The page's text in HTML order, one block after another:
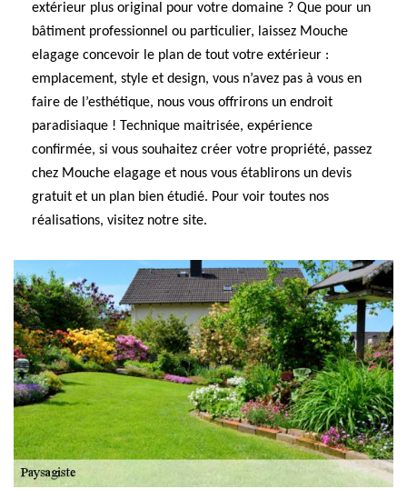
extérieur plus original pour votre domaine ? Que pour un
bâtiment professionnel ou particulier, laissez Mouche
elagage concevoir le plan de tout votre extérieur :
emplacement, style et design, vous n’avez pas à vous en
faire de l’esthétique, nous vous offrirons un endroit
paradisiaque ! Technique maitrisée, expérience
confirmée, si vous souhaitez créer votre propriété, passez
chez Mouche elagage et nous vous établirons un devis
gratuit et un plan bien étudié. Pour voir toutes nos
réalisations, visitez notre site.